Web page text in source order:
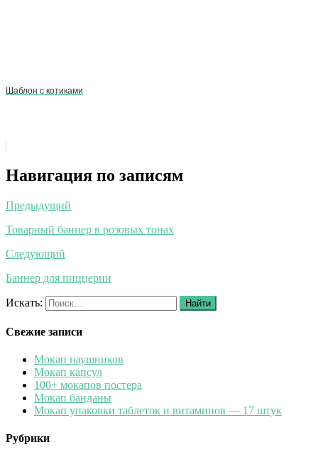
Шаблон с котиками
Навигация по записям
Предыдущий
Товарный баннер в розовых тонах
Следующий
Баннер для пиццерии
Искать: Найти
Свежие записи
Мокап наушников
Мокап капсул
100+ мокапов постера
Мокап банданы
Мокап упаковки таблеток и витаминов — 17 штук
Рубрики